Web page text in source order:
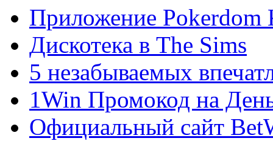
Приложение Pokerdom
Дискотека в The Sims
5 незабываемых
1Win Промокод на
Официальный сайт